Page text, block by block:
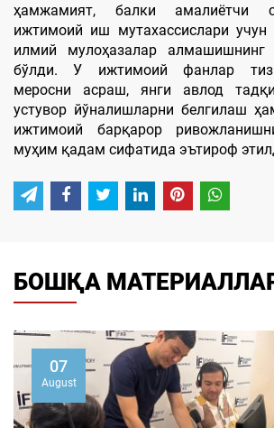
ҳамжамият, балки амалиётчи
ижтимоий иш мутахассислари
илмий мулоҳазалар
бўлди. У ижтимоий фанлар
меросни асраш, янги авлод
устувор йўналишларни белгилаш
ижтимоий барқарор
муҳим қадам сифатида эътироф
БОШҚА
07
August